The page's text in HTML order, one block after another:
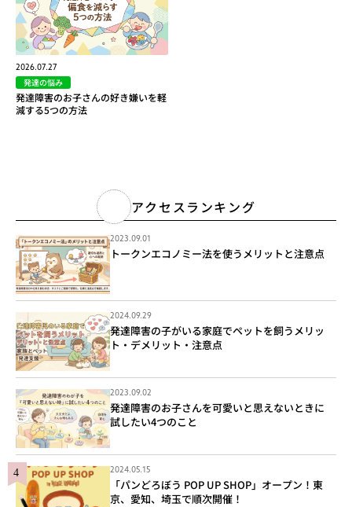
2026.07.27
発達の悩み
発達障害のお子さんの好き嫌いを軽
減する5つの方法
アクセスランキング
2023.09.01
トークンエコノミー法を使うメリットと注意点
2024.09.29
発達障害の子がいる家庭でペットを飼うメリッ
ト・デメリット・注意点
2023.09.02
発達障害のお子さんを可愛いと思えないときに
試したい4つのこと
2024.05.15
「パンどろぼう POP UP SHOP」オープン！東
京、愛知、埼玉で順次開催！